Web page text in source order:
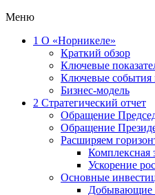
Меню
1 О «Норникеле»
Краткий обзор
Ключевые
Ключевые события
Бизнес-модель
2 Стратегический отчет
Обращение
Обращение
Расширяем
Комплексная
Ускорение
Основные
Добывающие